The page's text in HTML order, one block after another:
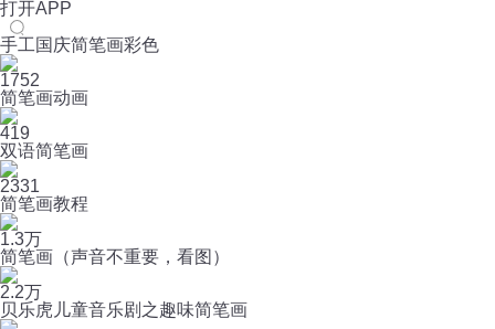
打开APP
手工国庆简笔画彩色
1752
简笔画动画
419
双语简笔画
2331
简笔画教程
1.3万
简笔画（声音不重要，看图）
2.2万
贝乐虎儿童音乐剧之趣味简笔画